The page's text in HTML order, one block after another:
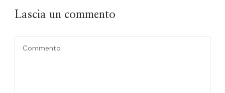
Lascia un commento